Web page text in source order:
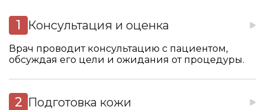
Консультация и оценка
Врач проводит консультацию с пациентом,
обсуждая его цели и ожидания от процедуры.
Подготовка кожи